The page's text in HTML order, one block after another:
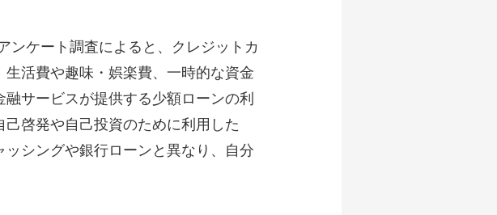
ンケート調査によると、クレジットカ
活費や趣味・娯楽費、一時的な資金
サービスが提供する少額ローンの利
啓発や自己投資のために利用した
シングや銀行ローンと異なり、自分